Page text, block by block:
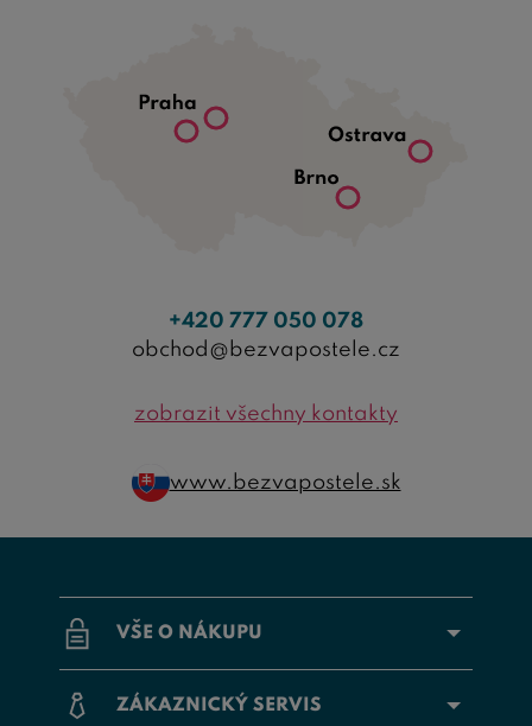
VŠE O NÁKUPU
ZÁKAZNICKÝ SERVIS
+420 777 050 078
obchod@bezvapostele.cz
zobrazit všechny kontakty
www.bezvapostele.sk